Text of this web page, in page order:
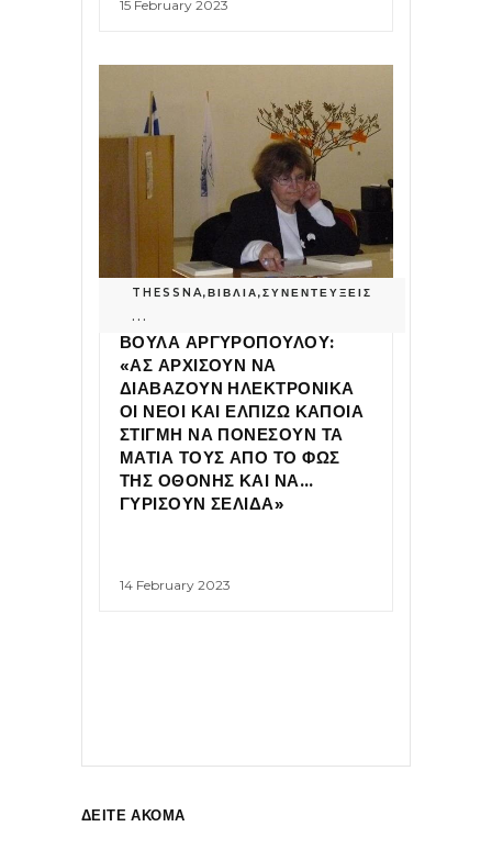
15 February 2023
THESSNA
...
,ΒΙΒΛΙΑ,ΣΥΝΕΝΤΕΥΞΕΙΣ
ΒΟΥΛΑ ΑΡΓΥΡΟΠΟΥΛΟΥ:
«ΑΣ ΑΡΧΙΣΟΥΝ ΝΑ
ΔΙΑΒΑΖΟΥΝ ΗΛΕΚΤΡΟΝΙΚΑ
ΟΙ ΝΕΟΙ ΚΑΙ ΕΛΠΙΖΩ ΚΑΠΟΙΑ
ΣΤΙΓΜΗ ΝΑ ΠΟΝΕΣΟΥΝ ΤΑ
ΜΑΤΙΑ ΤΟΥΣ ΑΠΟ ΤΟ ΦΩΣ
ΤΗΣ ΟΘΟΝΗΣ ΚΑΙ ΝΑ…
ΓΥΡΙΣΟΥΝ ΣΕΛΙΔΑ»
14 February 2023
ΔΕΙΤΕ ΑΚΟΜΑ